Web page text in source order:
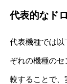
代表的なド
代表機種では
ぞれの機種の
較することで、